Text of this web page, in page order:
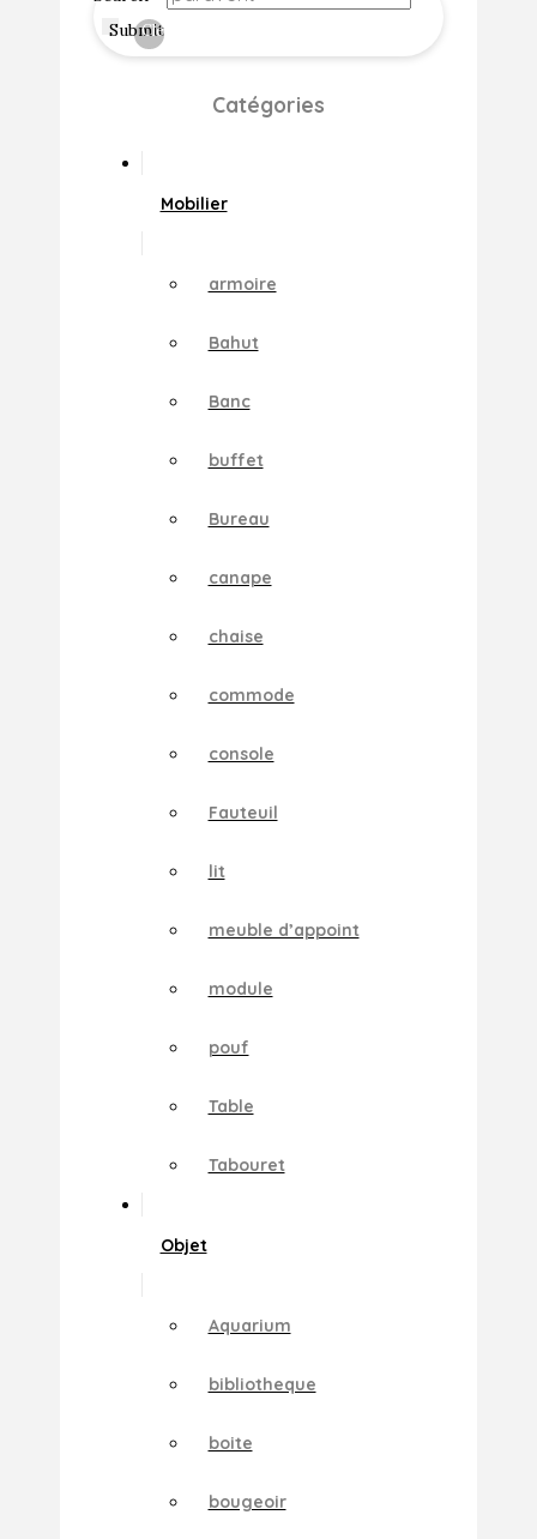
Submit
Clear
Catégories
Mobilier
armoire
Bahut
Banc
buffet
Bureau
canape
chaise
commode
console
Fauteuil
lit
meuble d’appoint
module
pouf
Table
Tabouret
Objet
Aquarium
bibliotheque
boite
bougeoir